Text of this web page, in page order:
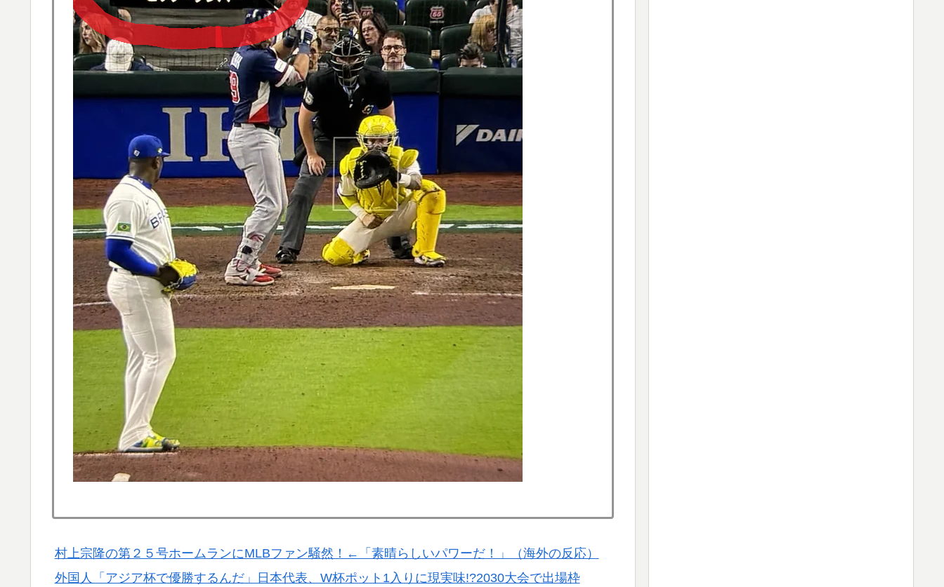
も一斉に指摘‥」
海外「素晴らしい！」日本が買収したUSスチール驚異の大復活に米国人が大喜び
▶ 【衝撃】韓国人「エボシ御前の声の人、若い頃がこれかよ」
▶ 海外「海外発祥なのに、今では日本で定着してるものって何？その逆も教えて！」（海外の反応）
海外「日本なんて行くんじゃなかった…」 日本を知ってしまったディズニー信者、帰国後『本家』に
失望する事態に
海外「さすが日本！」日本とドイツの仕事効率の差が分かる数字に海外が大騒ぎ
▶ 大地震が起きても手術をやり遂げる日本の医療チーム、海外でも凄すぎると絶賛
▶ 【MLB】化け物みたいな球を投げるクローザーを先発に転向させないのはなんで？ → 「100mとマラ
ソンの違い」「先発は2－3種類の一級品の変化球が必要だからな」
▶ 【伝説の100得点、いまだ都市伝説扱い】海外「バムの83点でようやく信じた」
▶ 日本旅行キャンセルすべきか…1万年ぶり史上最大級の火山の兆し＝韓国の反応
▶ 大地震が起きても手術をやり遂げる日本の医療チーム、海外でも凄すぎると絶賛
▶ アメリカ「お前らの国でしか愛されてないものってある？」日本「納豆」
海外「日本人はなんて気高いんだ！」 英高級紙も驚愕した極限の中の日本人の姿に世界が衝撃
軽飛行機が屋根すれすれを抜けて飛行場へ、車輪を出さないまま胴体着陸「これよりひどい着陸なら
山ほど見てきた」【海外の反応】
▶ 韓国人「我が国がクウェート戦で行った審判買収が本当に深刻である理由がこちら…」→「これはダ
メなやつ…（ﾌﾞﾙﾌﾞﾙ」＝韓国の反応
穴…？
▶ 【衝撃】韓国人「日本の名門女子校、漫画のままかよ」
村上宗隆の第２５号ホームランにMLBファン騒然！←「素晴らしいパワーだ！」（海外の反応）
外国人「アジア杯で優勝するんだ」日本代表、W杯ポット1入りに現実味!?2030大会で出場枠